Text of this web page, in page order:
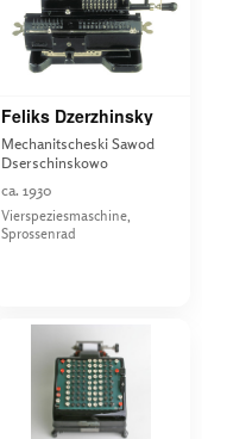
Feliks Dzerzhinsky
Mechanitscheski Sawod
Dserschinskowo
ca. 1930
Vierspeziesmaschine,
Sprossenrad